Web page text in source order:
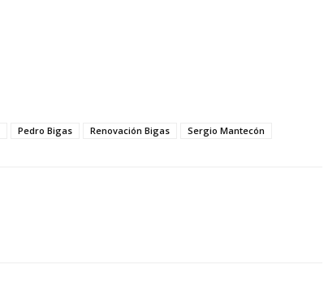
Pedro Bigas Renovación Bigas Sergio Mantecón